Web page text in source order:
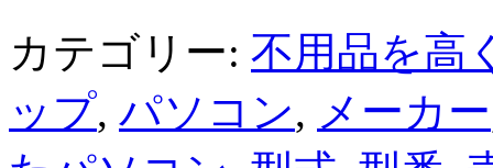
カテゴリー: 不用品を高
ップ, パソコン, メーカー